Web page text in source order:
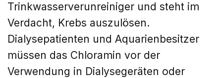
Trinkwasserverunreiniger und steht im
Verdacht, Krebs auszulösen.
Dialysepatienten und Aquarienbesitzer
müssen das Chloramin vor der
Verwendung in Dialysegeräten oder